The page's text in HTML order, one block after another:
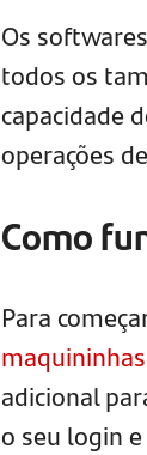
Os
todos os
capacidade
operações
Como
Para
adicional
o seu login